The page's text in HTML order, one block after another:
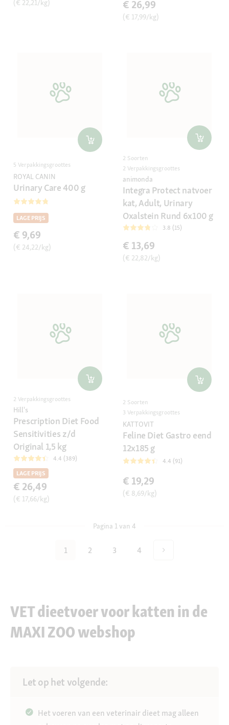
(€ 22,21/kg) € 26,99
(€ 17,99/kg)
5 Verpakkingsgroottes
ROYAL CANIN
Urinary Care 400 g
LAGE PRIJS
€ 9,69
(€ 24,22/kg)
2 Soorten
2 Verpakkingsgroottes
animonda
Integra Protect natvoer
kat, Adult, Urinary
Oxalstein Rund 6x100 g
3.8 (15)
€ 13,69
(€ 22,82/kg)
2 Verpakkingsgroottes
Hill's
Prescription Diet Food
Sensitivities z/d
Original 1,5 kg
4.4 (389)
LAGE PRIJS
€ 26,49
(€ 17,66/kg)
2 Soorten
3 Verpakkingsgroottes
KATTOVIT
Feline Diet Gastro eend
12x185 g
4.4 (91)
€ 19,29
(€ 8,69/kg)
Pagina 1 van 4
1 2 3 4
VET dieetvoer voor katten in de
MAXI ZOO webshop
Let op het volgende:
Het voeren van een veterinair dieet mag alleen